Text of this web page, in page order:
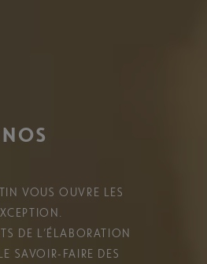
VOUS OUVRE LES
DE L’ÉLABORATION
SAVOIR-FAIRE DES